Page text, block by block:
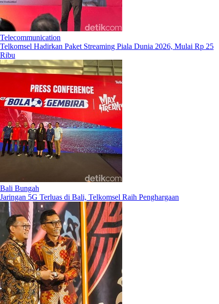
Telecommunication
Telkomsel Hadirkan Paket Streaming Piala Dunia 2026, Mulai Rp 25
Ribu
Bali Bungah
Jaringan 5G Terluas di Bali, Telkomsel Raih Penghargaan